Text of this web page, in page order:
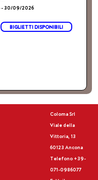
30/09/2026
BIGLIETTI DISPONIBILI
Coloma Srl
Viale della
Vittoria, 13
60123 Ancona
Telefono +39-
071-0986077